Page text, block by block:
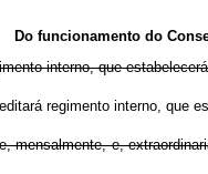
Do funcionamento do
interno, que
regimento interno, que
mensalmente, e,